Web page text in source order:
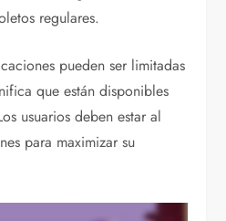
regulares.
pueden ser limitadas
que están disponibles
usuarios deben estar al
para maximizar su